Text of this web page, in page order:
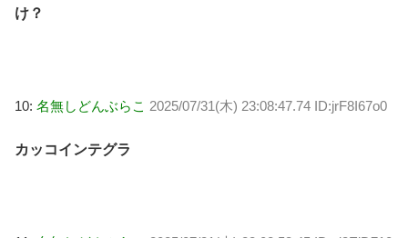
け？
10: 名無しどんぶらこ 2025/07/31(木) 23:08:47.74 ID:jrF8I67o0
カッコインテグラ